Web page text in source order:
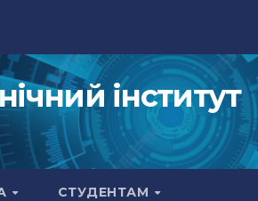
інститут
СТУДЕНТАМ